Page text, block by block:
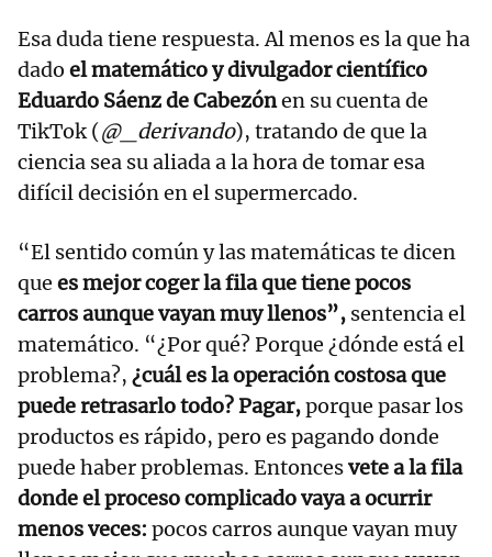
Esa duda tiene respuesta. Al menos es la que ha
dado el matemático y divulgador científico
Eduardo Sáenz de Cabezónen su cuenta de
TikTok (@_derivando), tratando de que la
ciencia sea su aliada a la hora de tomar esa
difícil decisión en el supermercado.
“El sentido común y las matemáticas te dicen
que es mejor coger la fila que tiene pocos
carros aunque vayan muy llenos”, sentencia el
matemático. “¿Por qué? Porque ¿dónde está el
problema?, ¿cuál es la operación costosa que
puede retrasarlo todo? Pagar,porque pasar los
productos es rápido, pero es pagando donde
puede haber problemas. Entoncesvete a la fila
donde el proceso complicado vaya a ocurrir
menos veces: pocos carros aunque vayan muy